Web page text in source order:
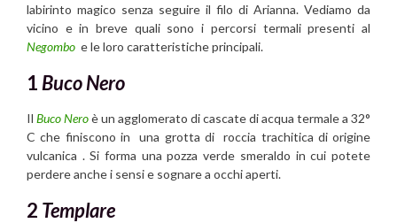
labirinto magico senza seguire il filo di Arianna. Vediamo da
vicino e in breve quali sono i percorsi termali presenti al
Negombo e le loro caratteristiche principali.
1 Buco Nero
Il Buco Neroè un agglomerato di cascate di acqua termale a 32°
C che finiscono in una grotta di roccia trachitica di origine
vulcanica . Si forma una pozza verde smeraldo in cui potete
perdere anche i sensi e sognare a occhi aperti.
2 Templare